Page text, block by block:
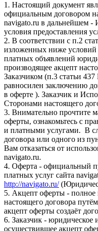
1. Настоящий документ
официальным договором
navigato.ru в дальнейшем -
условия предоставления
2. В соответствии с п.2
изложенных ниже условий
платных объявлений
производящее акцепт
Заказчиком (п.3 статьи
равносилен заключению
в оферте ). Заказчик и
Сторонами настоящего
3. Внимательно прочтите
оферты, ознакомьтесь с
и платными услугами. В
договора или одного из
Вам отказаться от
navigato.ru.
4. Оферта - официальный
платных услуг сайта
http://navigato.ru/
5. Акцепт оферты - полное
настоящего договора
акцепт оферты создаёт
6. Заказчик - юридическое
осуществившее акцепт